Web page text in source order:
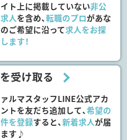
ト上に掲載していない非公
人を含め、転職のプロがあな
ご希望に沿って求人をお探
ます！
受け取る
ルマスタッフLINE公式アカ
トを友だち追加して、希望の
を登録すると、新着求人が届
す♪